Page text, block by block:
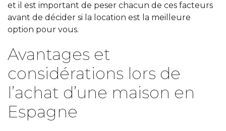
et il est important de peser chacun de ces facteurs
avant de décider si la location est la meilleure
option pour vous.
Avantages et
considérations lors de
l’achat d’une maison en
Espagne